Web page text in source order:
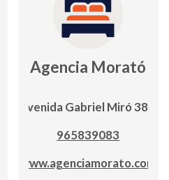
Agencia Morató
Avenida Gabriel Miró 38A
965839083
www.agenciamorato.com